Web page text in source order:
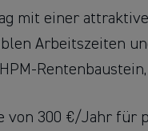
mit einer
Arbeitszeiten
von 300 €/Jahr für